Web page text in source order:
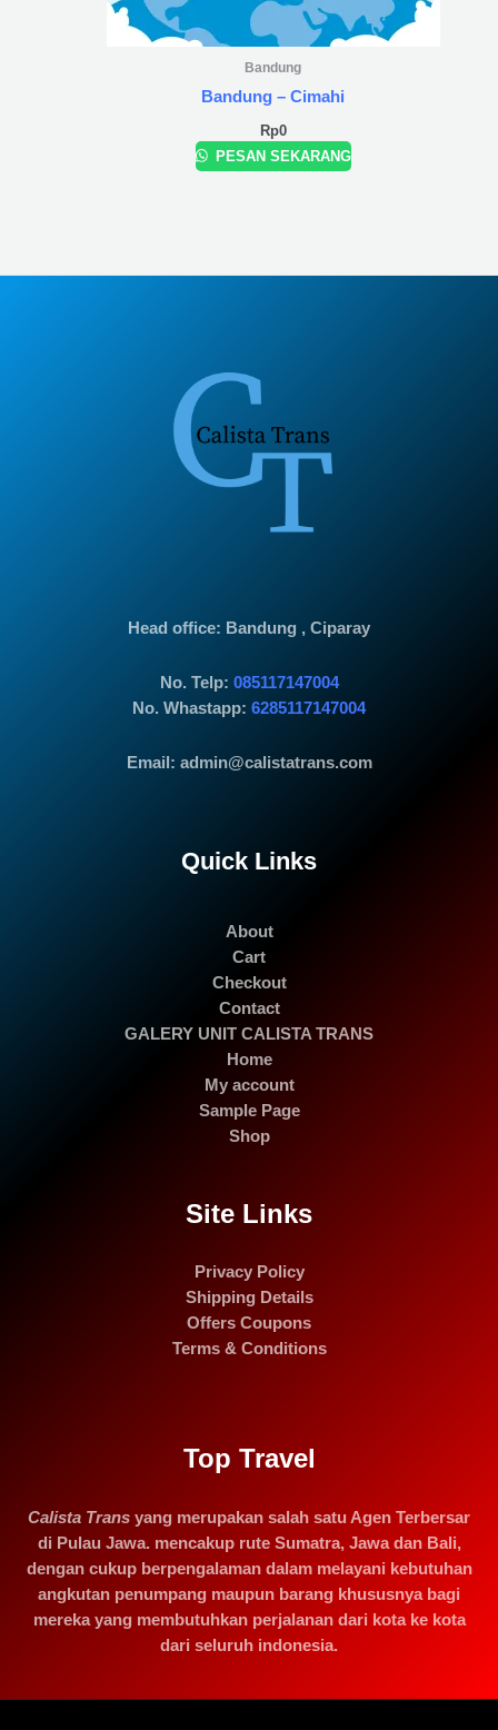
Bandung
Bandung – Cimahi
Rp0
PESAN SEKARANG
Head office: Bandung , Ciparay
No. Telp: 085117147004
No. Whastapp: 6285117147004
Email: admin@calistatrans.com
Quick Links
About
Cart
Checkout
Contact
GALERY UNIT CALISTA TRANS
Home
My account
Sample Page
Shop
Site Links
Privacy Policy
Shipping Details
Offers Coupons
Terms & Conditions
Top Travel
Calista Trans yang merupakan salah satu Agen Terbersar
di Pulau Jawa. mencakup rute Sumatra, Jawa dan Bali,
dengan cukup berpengalaman dalam melayani kebutuhan
angkutan penumpang maupun barang khususnya bagi
mereka yang membutuhkan perjalanan dari kota ke kota
dari seluruh indonesia.